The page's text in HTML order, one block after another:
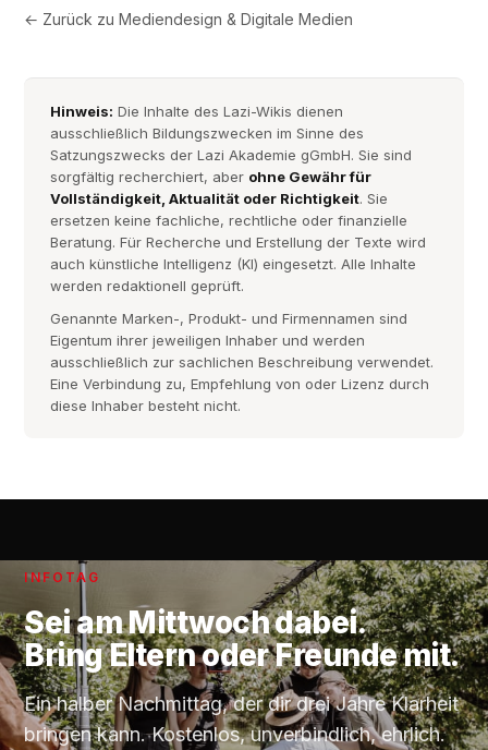
← Zurück zuMediendesign & Digitale Medien
Hinweis: Die Inhalte des Lazi-Wikis dienen
ausschließlich Bildungszwecken im Sinne des
Satzungszwecks der Lazi Akademie gGmbH. Sie sind
sorgfältig recherchiert, aber ohne Gewähr für
Vollständigkeit, Aktualität oder Richtigkeit. Sie
ersetzen keine fachliche, rechtliche oder finanzielle
Beratung. Für Recherche und Erstellung der Texte wird
auch künstliche Intelligenz (KI) eingesetzt. Alle Inhalte
werden redaktionell geprüft.
Genannte Marken-, Produkt- und Firmennamen sind
Eigentum ihrer jeweiligen Inhaber und werden
ausschließlich zur sachlichen Beschreibung verwendet.
Eine Verbindung zu, Empfehlung von oder Lizenz durch
diese Inhaber besteht nicht.
INFOTAG
Sei amMittwochdabei.
Bring Eltern oder Freunde mit.
Ein halber Nachmittag, der dir drei Jahre Klarheit
bringen kann. Kostenlos, unverbindlich, ehrlich.